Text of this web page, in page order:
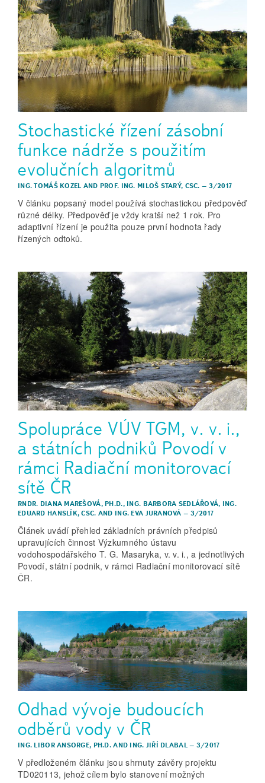
Stochastické řízení zásobní
funkce nádrže s použitím
evolučních algoritmů
ING. TOMÁŠ KOZEL AND PROF. ING. MILOŠ STARÝ, CSC. – 3/2017
V článku popsaný model používá stochastickou předpověď
různé délky. Předpověď je vždy kratší než 1 rok. Pro
adaptivní řízení je použita pouze první hodnota řady
řízených odtoků.
Spolupráce VÚV TGM, v. v. i.,
a státních podniků Povodí v
rámci Radiační monitorovací
sítě ČR
RNDR. DIANA MAREŠOVÁ, PH.D., ING. BARBORA SEDLÁŘOVÁ, ING.
EDUARD HANSLÍK, CSC. AND ING. EVA JURANOVÁ – 3/2017
Článek uvádí přehled základních právních předpisů
upravujících činnost Výzkumného ústavu
vodohospodářského T. G. Masaryka, v. v. i., a jednotlivých
Povodí, státní podnik, v rámci Radiační monitorovací sítě
ČR.
Odhad vývoje budoucích
odběrů vody v ČR
ING. LIBOR ANSORGE, PH.D. AND ING. JIŘÍ DLABAL– 3/2017
V předloženém článku jsou shrnuty závěry projektu
TD020113, jehož cílem bylo stanovení možných